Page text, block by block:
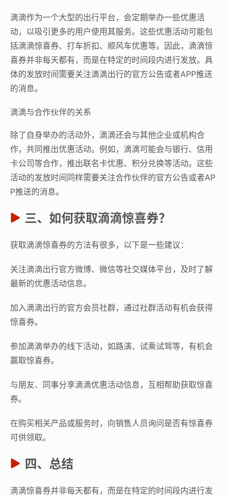
滴滴作为一个大型的出行平台，会定期举办一些优惠活
动，以吸引更多的用户使用其服务。这些优惠活动可能包
括滴滴惊喜券、打车折扣、顺风车优惠等。因此，滴滴惊
喜券并非每天都有，而是在特定的时间段内进行发放。具
体的发放时间需要关注滴滴出行的官方公告或者APP推送
的消息。
滴滴与合作伙伴的关系
除了自身举办的活动外，滴滴还会与其他企业或机构合
作，共同推出优惠活动。例如，滴滴可能会与银行、信用
卡公司等合作，推出联名卡优惠、积分兑换等活动。这些
活动的发放时间同样需要关注合作伙伴的官方公告或者AP
P推送的消息。
三、如何获取滴滴惊喜券？
获取滴滴惊喜券的方法有很多，以下是一些建议：
关注滴滴出行官方微博、微信等社交媒体平台，及时了解
最新的优惠活动信息。
加入滴滴出行的官方会员社群，通过社群活动有机会获得
惊喜券。
参加滴滴举办的线下活动，如路演、试乘试驾等，有机会
赢取惊喜券。
与朋友、同事分享滴滴优惠活动信息，互相帮助获取惊喜
券。
在购买相关产品或服务时，向销售人员询问是否有惊喜券
可供领取。
四、总结
滴滴惊喜券并非每天都有，而是在特定的时间段内进行发